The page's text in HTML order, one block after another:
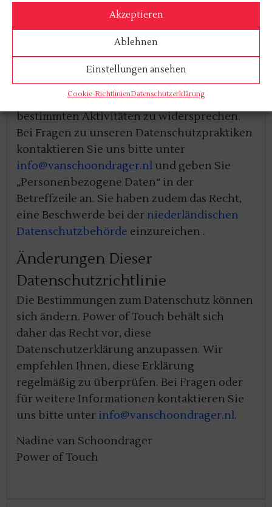
Akzeptieren
Ablehnen
Einstellungen ansehen
Cookie-RichtlinienDatenschutzerklärung
Gemäß dieser Datenschutzerklärung haben
Sie verschiedene Rechte in Bezug auf Ihre
Daten einsehen, ändern oder löschen lassen.
Sie haben außerdem das Recht, die
Verarbeitung einzuschränken oder
bestimmten Aktivitäten zu widersprechen.
Bei Fragen zu unseren Datenschutzpraktiken
kontaktieren Sie uns bitte unter
info@vanschoondrager.nl und geben Sie
„Personenbezogene Daten“ in der
Betreffzeile an. Sie haben zudem das Recht,
eine Beschwerde bei der niederländischen
Datenschutzbehörde einzureichen .
Änderungen Dieser
Datenschutzrichtlinie
Die Bestimmungen zum Datenschutz können
sich ändern. Power of Touch behält sich
daher das Recht vor, diese
Datenschutzerklärung anzupassen. Wir
empfehlen Ihnen, diese Erklärung
regelmäßig zu überprüfen. Bei Fragen oder
für weitere Informationen kontaktieren Sie
uns bitte unter info@vanschoondrager.nl.
Nadine van Schoondrager
Power of Touch